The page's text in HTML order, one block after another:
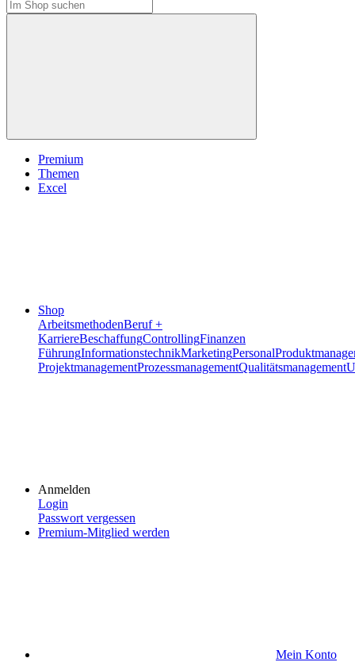
Premium
Themen
Excel
Shop
ArbeitsmethodenBeruf +
KarriereBeschaffungControllingFinanzen
FührungInformationstechnikMarketingPersonal
ProjektmanagementProzessmanagementQualitätsmanagement
Anmelden
Login
Passwort vergessen
Premium-Mitglied werden
Mein Konto